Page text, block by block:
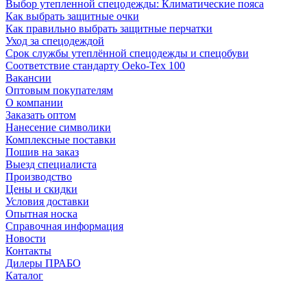
Выбор утепленной спецодежды: Климатические пояса
Как выбрать защитные очки
Как правильно выбрать защитные перчатки
Уход за спецодеждой
Срок службы утеплённой спецодежды и спецобуви
Соответствие стандарту Oeko-Tex 100
Вакансии
Оптовым покупателям
О компании
Заказать оптом
Нанесение символики
Комплексные поставки
Пошив на заказ
Выезд специалиста
Производство
Цены и скидки
Условия доставки
Опытная носка
Справочная информация
Новости
Контакты
Дилеры ПРАБО
Каталог